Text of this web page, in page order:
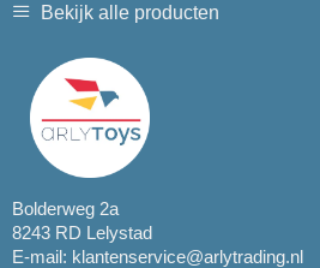
Bekijk alle producten
Bolderweg 2a
8243 RD Lelystad
E-mail: klantenservice@arlytrading.nl